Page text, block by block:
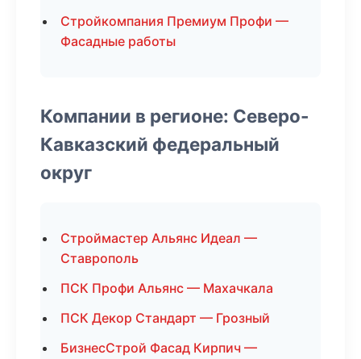
Стройкомпания Премиум Профи —
Фасадные работы
Компании в регионе: Северо-
Кавказский федеральный
округ
Строймастер Альянс Идеал —
Ставрополь
ПСК Профи Альянс — Махачкала
ПСК Декор Стандарт — Грозный
БизнесСтрой Фасад Кирпич —